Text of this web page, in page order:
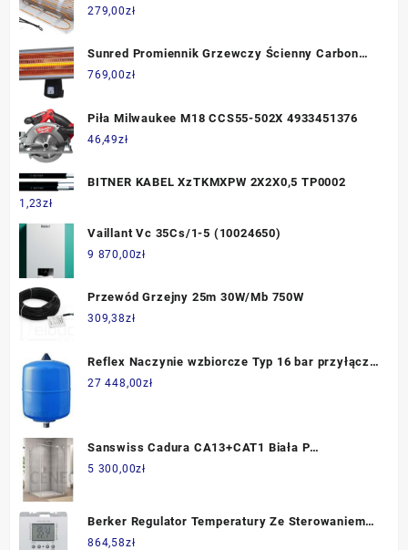
002 376
279,00zł
Sunred Promiennik Grzewczy Ścienny Carbon
Wmc1800R Czarny 1800 W
769,00zł
Piła Milwaukee M18 CCS55-502X 4933451376
46,49zł
BITNER KABEL XzTKMXPW 2X2X0,5 TP0002
1,23zł
Vaillant Vc 35Cs/1-5 (10024650)
9 870,00zł
Przewód Grzejny 25m 30W/Mb 750W
309,38zł
Reflex Naczynie wzbiorcze Typ 16 bar przyłącze
DN 100/ PN 16 DE 1000 O 1000 (73.27.800)
27 448,00zł
Sanswiss Cadura CA13+CAT1 Biała P
120x120cm CA13D1200907+CAT11200907
5 300,00zł
Berker Regulator Temperatury Ze Sterowaniem
Czasowym I Elementem Centralnym Stal
864,58zł